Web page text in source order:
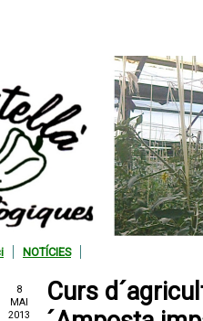
NOTÍCIES
8
MAI
2013
Curs